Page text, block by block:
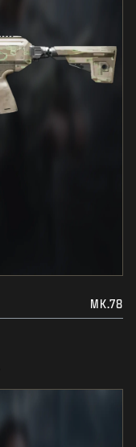
MK.78